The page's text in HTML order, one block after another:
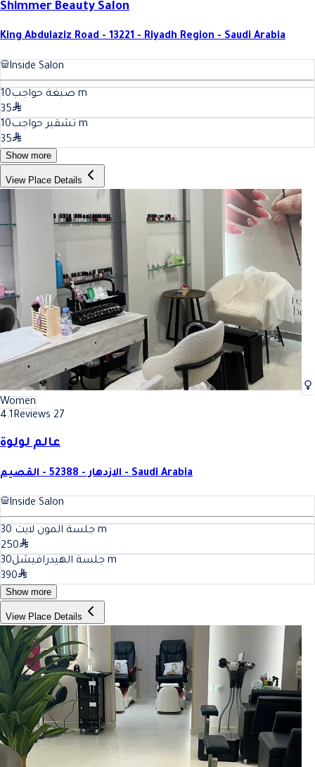
Shimmer Beauty Salon
King Abdulaziz Road - 13221 - Riyadh Region - Saudi Arabia
Inside Salon
صبغة حواجب10
m
35
تشقير حواجب10
m
35
Show more
View Place Details
Women
4.1Reviews 27
عالم لولوة
الازدهار - 52388 - القصيم - Saudi Arabia
Inside Salon
جلسة المون لايت 30
m
250
جلسة الهيدرافيشل30
m
390
Show more
View Place Details